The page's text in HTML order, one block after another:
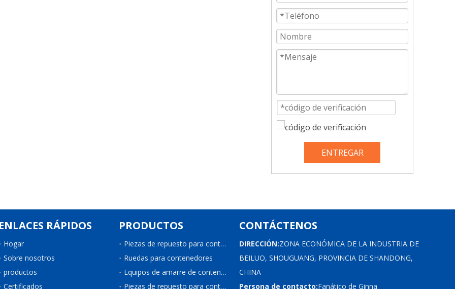
ENTREGAR
ENLACES RÁPIDOS
Hogar
Sobre nosotros
productos
Certificados
PRODUCTOS
Piezas de repuesto para contenedores
Ruedas para contenedores
Equipos de amarre de contenedores
Piezas de repuesto para contenedores de refrigeración
CONTÁCTENOS
DIRECCIÓN:ZONA ECONÓMICA DE LA INDUSTRIA DE
BEILUO, SHOUGUANG, PROVINCIA DE SHANDONG,
CHINA
Persona de contacto:Fanático de Ginna